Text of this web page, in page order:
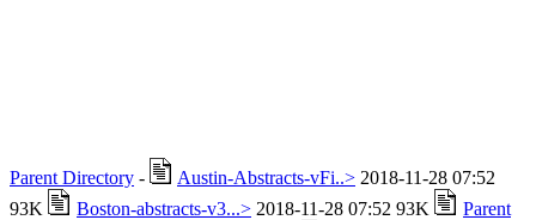
Parent Directory - Austin-Abstracts-vFi..> 2018-11-28 07:52
93K
Boston-abstracts-v3...> 2018-11-28 07:52 93K
Parent